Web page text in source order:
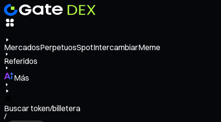
MercadosPerpetuosSpotIntercambiarMeme
Referidos
Más
Buscar token/billetera
/